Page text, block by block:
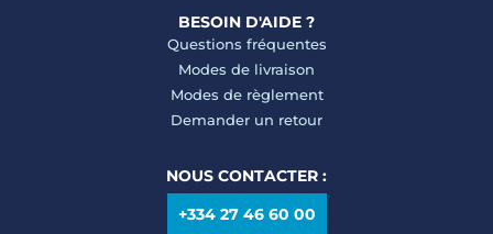
BESOIN D'AIDE ?
Questions fréquentes
Modes de livraison
Modes de règlement
Demander un retour
NOUS CONTACTER :
+334 27 46 60 00